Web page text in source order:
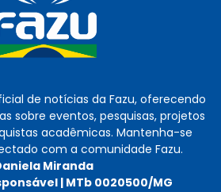
de notícias da Fazu, oferecendo
sobre eventos, pesquisas, projetos
acadêmicas. Mantenha-se
com a comunidade Fazu.
Miranda
| MTb 0020500/MG